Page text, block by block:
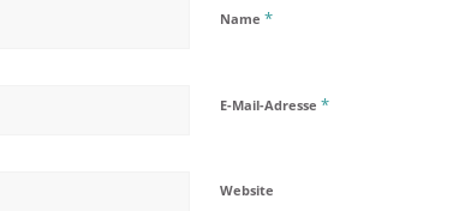
Name *
E-Mail-Adresse *
Website